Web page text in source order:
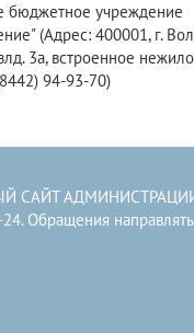
бюджетное учреждение
(Адрес: 400001, г.
3а, встроенное
94-93-70)
САЙТ
Обращения